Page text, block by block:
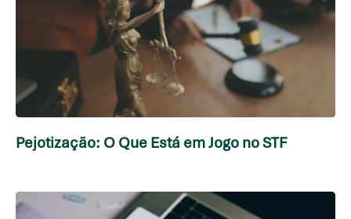
Pejotização: O Que Está em Jogo no STF